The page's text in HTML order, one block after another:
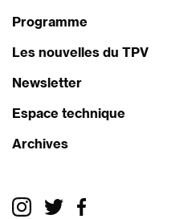
Programme
Les nouvelles du TPV
Newsletter
Espace technique
Archives